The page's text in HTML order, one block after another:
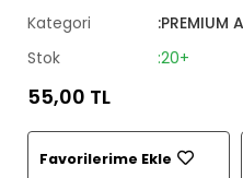
Kategori
:PREMIUM
Stok
:20+
55,00 TL
Favorilerime Ekle